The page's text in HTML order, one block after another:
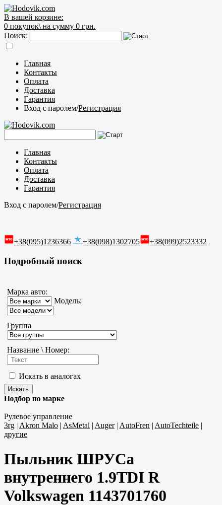
В вашей корзине:
0 покупок\ на сумму 0 грн.
Поиск:
Главная
Контакты
Оплата
Доставка
Гарантия
Вход с паролем/Регистрация
Главная
Контакты
Оплата
Доставка
Гарантия
Вход с паролем/Регистрация
+38(095)1236366 +38(098)1302705 +38(099)2523332
Подробный поиск
Марка авто:
Модель:
Группа
Название \ Номер:
Искать в аналогах
Подбор по марке
Рулевое управление
3rg | Akron Malo | AsMetal | Auger| AutoFren | AutoTechteile |
другие
Пыльник ШРУСа
внутреннего 1.9TDI R
Volkswagen 1143701760